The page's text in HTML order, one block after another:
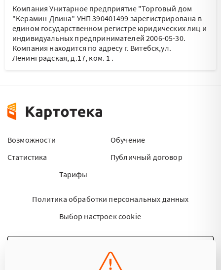
Компания Унитарное предприятие "Торговый дом
"Керамин-Двина" УНП 390401499 зарегистрирована в
едином государственном регистре юридических лиц и
индивидуальных предпринимателей 2006-05-30.
Компания находится по адресу г. Витебск,ул.
Ленинградская, д.17, ком. 1 .
Возможности
Статистика
Тарифы
Обучение
Публичный договор
Политика обработки персональных данных
Выбор настроек cookie
НАПИСАТЬ ПИСЬМО